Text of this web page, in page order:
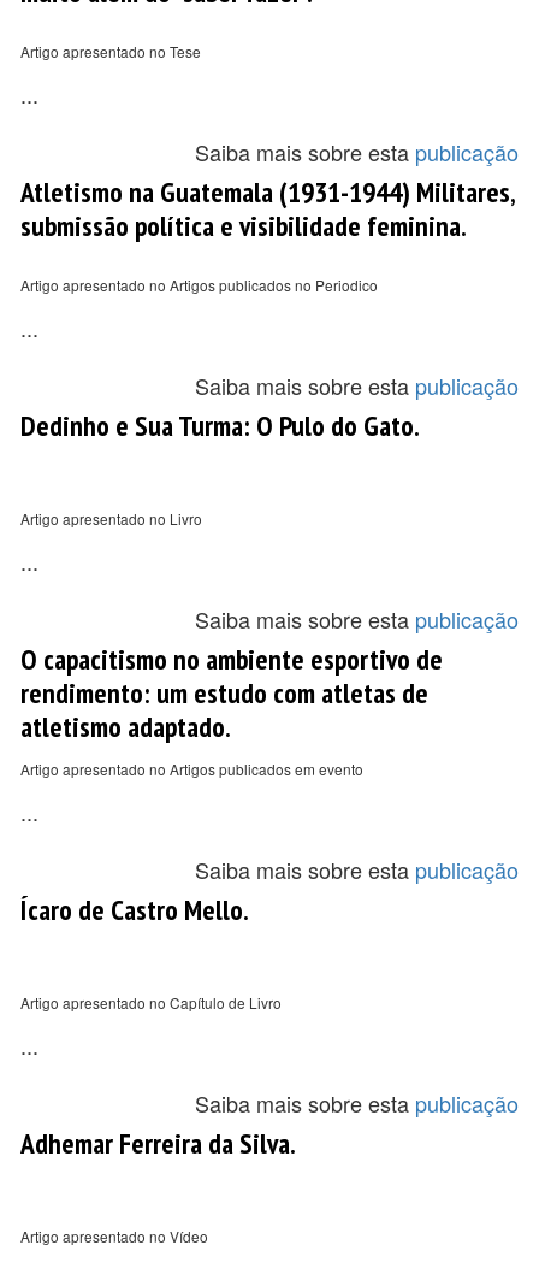
Artigo apresentado no Tese
...
Saiba mais sobre esta publicação
Atletismo na Guatemala (1931-1944) Militares,
submissão política e visibilidade feminina.
Artigo apresentado no Artigos publicados no Periodico
...
Saiba mais sobre esta publicação
Dedinho e Sua Turma: O Pulo do Gato.
Artigo apresentado no Livro
...
Saiba mais sobre esta publicação
O capacitismo no ambiente esportivo de
rendimento: um estudo com atletas de
atletismo adaptado.
Artigo apresentado no Artigos publicados em evento
...
Saiba mais sobre esta publicação
Ícaro de Castro Mello.
Artigo apresentado no Capítulo de Livro
...
Saiba mais sobre esta publicação
Adhemar Ferreira da Silva.
Artigo apresentado no Vídeo